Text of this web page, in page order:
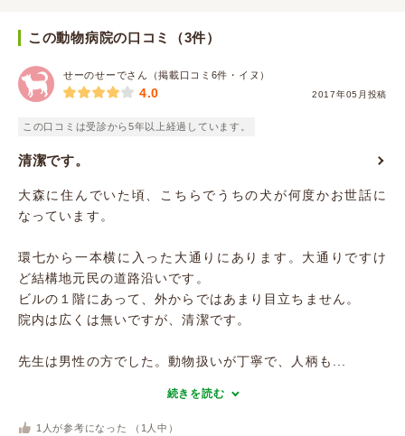
この動物病院の口コミ（3件）
せーのせーでさん（掲載口コミ6件・イヌ）
2017年05月投稿
4.0
この口コミは受診から5年以上経過しています。
清潔です。
大森に住んでいた頃、こちらでうちの犬が何度かお世話に
なっています。
環七から一本横に入った大通りにあります。大通りですけ
ど結構地元民の道路沿いです。
ビルの１階にあって、外からではあまり目立ちません。
院内は広くは無いですが、清潔です。
先生は男性の方でした。動物扱いが丁寧で、人柄も...
続きを読む
1 人が参考になった （ 1 人中）